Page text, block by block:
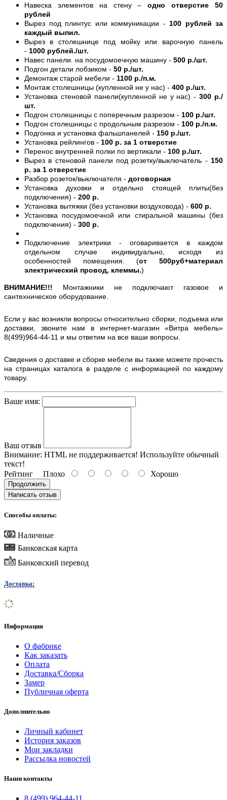
Навеска элементов на стену –одно отверстие 50
рублей
Вырез под плинтус или коммуникации - 100 рублей за
каждый выпил.
Вырез в столешнице под мойку или варочную панель
- 1000 рублей./шт.
Навес панели. на посудомоечную машину - 500 р./шт.
Подгон детали лобзиком - 50 р./шт.
Демонтаж старой мебели - 1100 р./п.м.
Монтаж столешницы (купленной не у нас) - 400 р./шт.
Установка стеновой панели(купленной не у нас) -300 р./
шт.
Подгон столешницы с поперечным разрезом - 100 р./шт.
Подгон столешницы с продольным разрезом - 100 р./п.м.
Подгонка и установка фальшпанелей - 150 р./шт.
Установка рейлингов - 100 р. за 1 отверстие
Перенос внутренней полки по вертикали - 100 р./шт.
Вырез в стеновой панели под розетку/выключатель - 150
р. за 1 отверстие
Разбор розеток/выключателя - договорная
Установка духовки и отдельно стоящей плиты(без
подключения) - 200 р.
Установка вытяжки (без установки воздуховода) - 600 р.
Установка посудомоечной или стиральной машины (без
подключения) - 300 р.
Подключение электрики - оговаривается в каждом
отдельном случае индивидуально, исходя из
особенностей помещения. (от 500руб+материал
электрический провод, клеммы.)
ВНИМАНИЕ!!! Монтажники не подключают газовое и
сантехническое оборудование.
Если у вас возникли вопросы относительно сборки, подъема или
доставки, звоните нам в интернет-магазин «Витра мебель»
8(499)964-44-11 и мы ответим на все ваши вопросы.
Сведения о доставке и сборке мебели вы также можете прочесть
на страницах каталога в разделе с информацией по каждому
товару.
Ваше имя:
Ваш отзыв
Внимание: HTML не поддерживается! Используйте обычный
текст!
Рейтинг Плохо Хорошо
Продолжить
Написать отзыв
Способы оплаты:
Наличные
Банковская карта
Банковский перевод
Доставка:
Информация
О фабрике
Как заказать
Оплата
Доставка/Сборка
Замер
Публичная оферта
Дополнительно
Личный кабинет
История заказов
Мои закладки
Рассылка новостей
Наши контакты